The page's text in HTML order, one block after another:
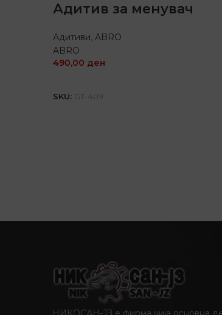
Адитив за менувач
Адитиви, ABRO
ABRO
490,00 ден
SKU: GT-409